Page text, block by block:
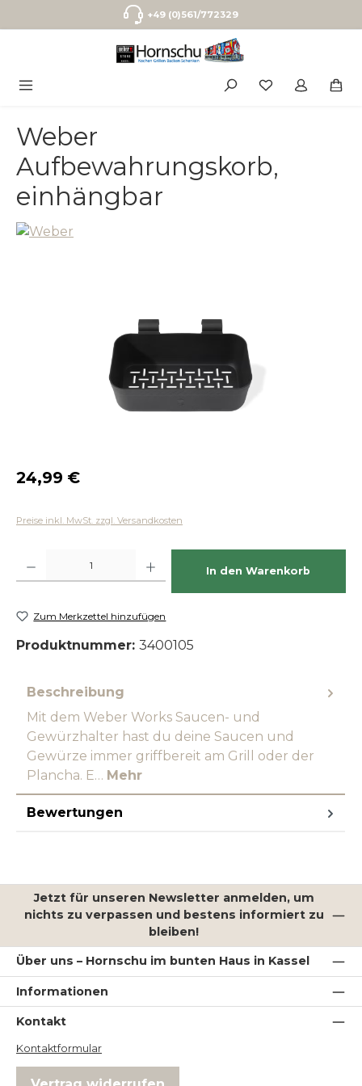
Zum Hauptinhalt springen+49 (0)561/772329
Weber
Aufbewahrungskorb,
einhängbar
Regulärer Preis:
24,99 €
Preise inkl. MwSt. zzgl. Versandkosten
In den Warenkorb
Zum Merkzettel hinzufügen
Produktnummer: 3400105
Beschreibung
Mit dem Weber Works Saucen- und
Gewürzhalter hast du deine Saucen und
Gewürze immer griffbereit am Grill oder der
Plancha. E… Mehr
Bewertungen
Jetzt für unseren Newsletter anmelden, um
nichts zu verpassen und bestens informiert zu
bleiben!
Über uns – Hornschu im bunten Haus in Kassel
Informationen
Kontakt
Kontaktformular